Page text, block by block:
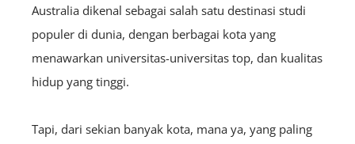
Australia dikenal sebagai salah satu destinasi studi
populer di dunia, dengan berbagai kota yang
menawarkan universitas-universitas top, dan kualitas
hidup yang tinggi.
Tapi, dari sekian banyak kota, mana ya, yang paling